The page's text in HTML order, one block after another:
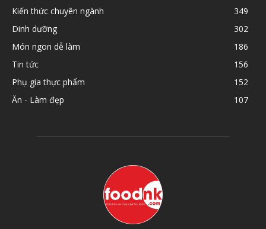
Kiến thức chuyên ngành
349
Dinh dưỡng
302
Món ngon dễ làm
186
Tin tức
156
Phụ gia thực phẩm
152
Ăn - Làm đẹp
107